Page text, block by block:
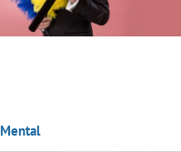
Mental